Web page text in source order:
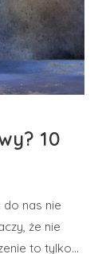
10
do nas nie
że nie
to tylko…